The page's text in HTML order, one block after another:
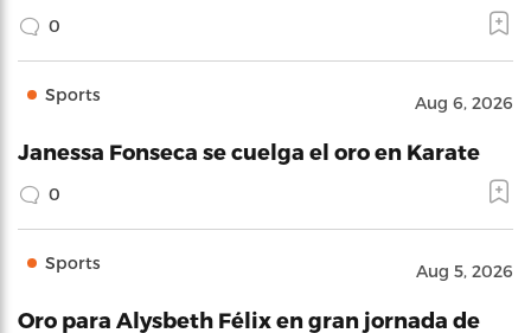
0
Sports Aug 6, 2026
Janessa Fonseca se cuelga el oro en Karate
0
Sports Aug 5, 2026
Oro para Alysbeth Félix en gran jornada de